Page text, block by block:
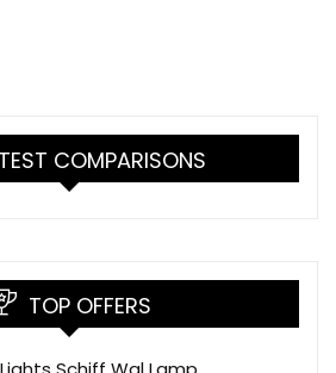
COMPARISONS
TOP OFFERS